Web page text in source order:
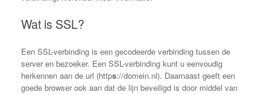
Wat is SSL?
Een SSL-verbinding is een gecodeerde verbinding tussen de
server en bezoeker. Een SSL-verbinding kunt u eenvoudig
herkennen aan de url (https://domein.nl). Daarnaast geeft een
goede browser ook aan dat de lijn beveiligd is door middel van